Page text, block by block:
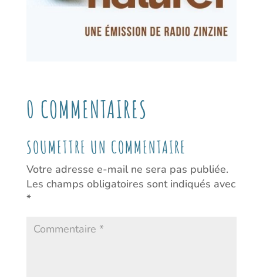
0 COMMENTAIRES
SOUMETTRE UN COMMENTAIRE
Votre adresse e-mail ne sera pas publiée.
Les champs obligatoires sont indiqués avec
*